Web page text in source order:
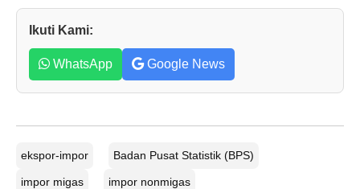
Ikuti Kami:
WhatsApp Google News
ekspor-impor Badan Pusat Statistik (BPS)
impor migas impor nonmigas